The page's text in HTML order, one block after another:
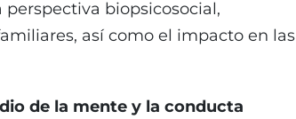
biopsicosocial,
así como el impacto en las
de la mente y la conducta